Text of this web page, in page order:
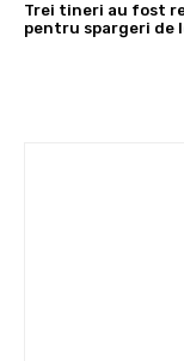
Trei tineri au fost
pentru spargeri de